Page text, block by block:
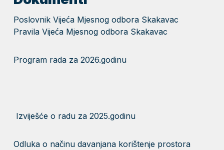
Poslovnik Vijeća Mjesnog odbora Skakavac
Pravila Vijeća Mjesnog odbora Skakavac
Program rada za 2026.godinu
Izviješće o radu za 2025.godinu
Odluka o načinu davanjana korištenje prostora